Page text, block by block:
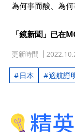
為何事而酸、為何
「鏡新聞」已在
更新時間
日本 適航證